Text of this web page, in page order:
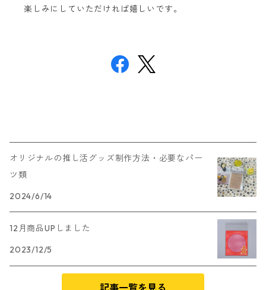
楽しみにしていただければ嬉しいです。
オリジナルの推し活グッズ制作方法・必要なパー
ツ類
2024/6/14
12月商品UPしました
2023/12/5
記事一覧を見る